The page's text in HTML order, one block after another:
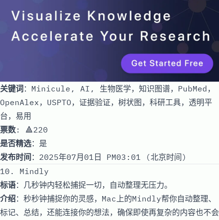
关键词：Minicule, AI, 生物医学，知识图谱，PubMed，
OpenAlex，USPTO，证据验证，树状图，科研工具，透明平
台，易用
票数: 🔺220
是否精选：是
发布时间 ：2025年07月01日 PM03:01 (北京时间)
10. Mindly
标语：几秒钟内轻松捕捉一切，自动整理无压力。
介绍：秒秒钟捕捉你的灵感，Mac上的Mindly帮你自动整理、
标记、总结，还能连接你的想法，确保即使再复杂的内容也不会